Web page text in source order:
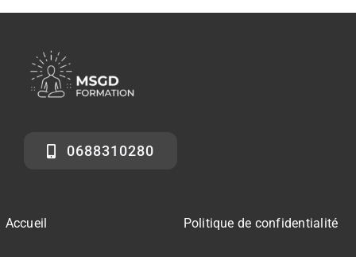
0688310280
Accueil Politique de confidentialité